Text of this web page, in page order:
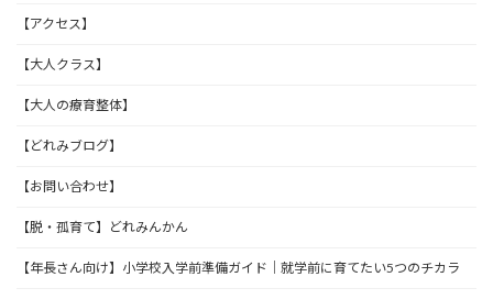
【アクセス】
【大人クラス】
【大人の療育整体】
【どれみブログ】
【お問い合わせ】
【脱・孤育て】どれみんかん
【年長さん向け】小学校入学前準備ガイド｜就学前に育てたい5つのチカラ